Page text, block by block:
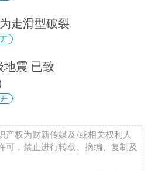
走滑型破裂
地震 已致
产权为财新传媒及/或相关权利人
可，禁止进行转载、摘编、复制及